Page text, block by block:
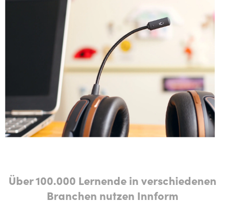
Über 100.000 Lernende in verschiedenen
Branchen nutzen Innform